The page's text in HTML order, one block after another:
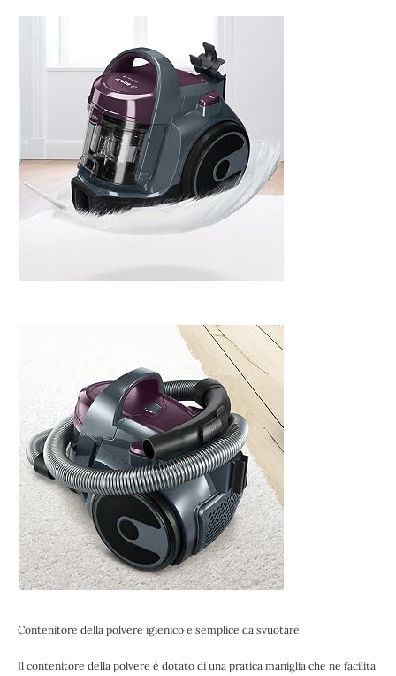
Contenitore della polvere igienico e semplice da svuotare
Il contenitore della polvere è dotato di una pratica maniglia che ne facilita